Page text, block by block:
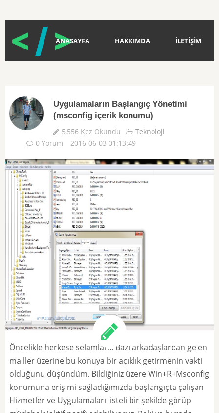
ANASAYFA HAKKIMDA İLETİŞİM
Uygulamaların Başlangıç Yönetimi
(msconfig içerik konumu)
5,556 Kez Okundu
Teknoloji
0 Yorum
2016-06-03 01:13:49
Öncelikle herkese selamlar... Bazı arkadaşlardan gelen
mailler üzerine bu konuya bir açıklık getirmenin vakti
olduğunu düşündüm. Bildiğiniz üzere Win+R+Msconfig
konumuna erişimi sağladığımızda başlangıçta çalışan
Hizmetler ve Uygulamaları listeli bir şekilde görüp